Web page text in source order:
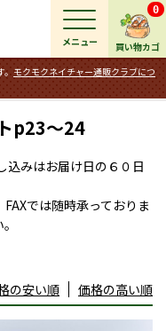
買い物カゴ
0
モクモクネイチャー通販クラブにつ
メニュー
p23～24
みはお届け日の６０日
では随時承っておりま
の安い順 価格の高い順